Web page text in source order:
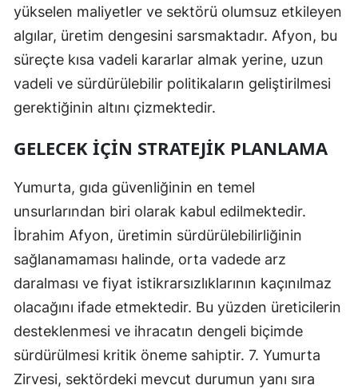
yükselen maliyetler ve sektörü olumsuz etkileyen
algılar, üretim dengesini sarsmaktadır. Afyon, bu
süreçte kısa vadeli kararlar almak yerine, uzun
vadeli ve sürdürülebilir politikaların geliştirilmesi
gerektiğinin altını çizmektedir.
GELECEK İÇIN STRATEJIK PLANLAMA
Yumurta, gıda güvenliğinin en temel
unsurlarından biri olarak kabul edilmektedir.
İbrahim Afyon, üretimin sürdürülebilirliğinin
sağlanamaması halinde, orta vadede arz
daralması ve fiyat istikrarsızlıklarının kaçınılmaz
olacağını ifade etmektedir. Bu yüzden üreticilerin
desteklenmesi ve ihracatın dengeli biçimde
sürdürülmesi kritik öneme sahiptir. 7. Yumurta
Zirvesi, sektördeki mevcut durumun yanı sıra